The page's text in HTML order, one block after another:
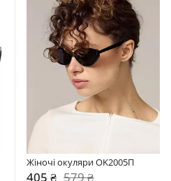
Жіночі окуляри OK2005П
405 ₴ 579 ₴